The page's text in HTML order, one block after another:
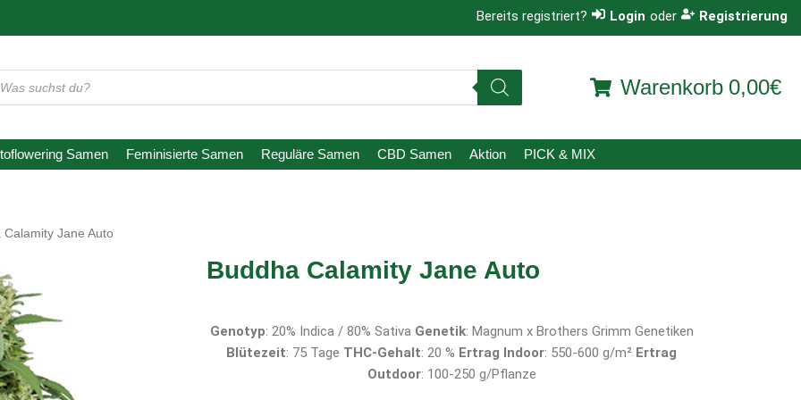
Bereits registriert? Login oder Registrierung
Warenkorb 0,00€
Samen Feminisierte Samen Reguläre Samen CBD Samen Aktion PICK & MIX
Calamity Jane Auto
Buddha Calamity Jane Auto
Genotyp: 20% Indica / 80% Sativa Genetik: Magnum x Brothers Grimm Genetiken
Blütezeit: 75 Tage THC-Gehalt: 20 % Ertrag Indoor: 550-600 g/m² Ertrag
Outdoor: 100-250 g/Pflanze